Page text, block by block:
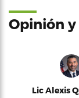
Opinión
Lic Alexis